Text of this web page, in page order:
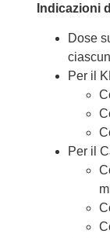
Indicazioni
Dose
Per il
Per il